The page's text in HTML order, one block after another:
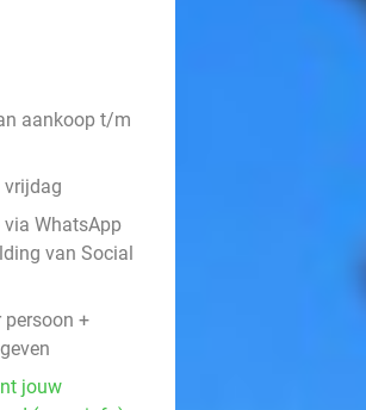
aankoop t/m
WhatsApp
van Social
+
jouw